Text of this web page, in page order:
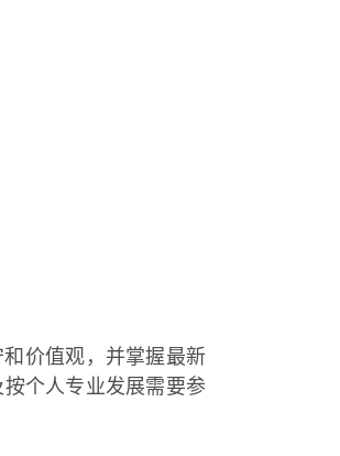
价值观，并掌握最新
个人专业发展需要参